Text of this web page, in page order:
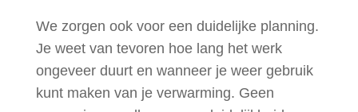
We zorgen ook voor een duidelijke planning.
Je weet van tevoren hoe lang het werk
ongeveer duurt en wanneer je weer gebruik
kunt maken van je verwarming. Geen